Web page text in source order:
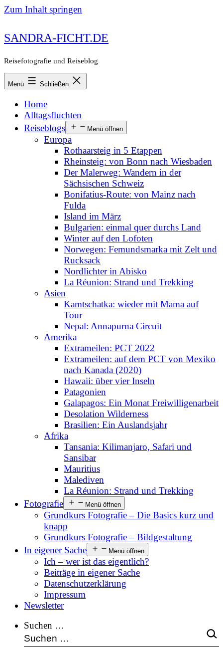
Zum Inhalt springen
SANDRA-FICHT.DE
Reisefotografie und Reiseblog
Menü Schließen
Home
Alltagsfluchten
Reiseblogs
Menü öffnen
Europa
Rothaarsteig in 5 Etappen
Rheinsteig: von Bonn nach Wiesbaden
Der Malerweg: Wandern in der
Sächsischen Schweiz
Bonifatius-Route: von Mainz nach
Fulda
Island im März
Bulgarien: einmal quer durchs Land
Winter auf den Lofoten
Norwegen: Femundsmarka mit Zelt und
Rucksack
Nordlichter in Abisko
La Réunion: Strand und Trekking
Asien
Kamtschatka: wieder mit Mama auf
Tour
Nepal: Annapurna Circuit
Amerika
Extrameilen: PCT 2022
Extrameilen: auf dem PCT von Mexiko
nach Kanada (2020)
Hawaii: über vier Inseln
Patagonien
Galapagos: Ein Monat Freiwilligenarbeit
Desolation Wilderness
Brasilien: Ein Auslandsjahr
Afrika
Tansania: Kilimanjaro, Safari und
Sansibar
Mauritius
Malediven
La Réunion: Strand und Trekking
Fotografie
Menü öffnen
Grundkurs Fotografie – Die Basics kurz und
knapp
Grundkurs Fotografie – Bildgestaltung
In eigener Sache
Menü öffnen
Ich – wer ist das eigentlich?
Beiträge in eigener Sache
Datenschutzerklärung
Impressum
Newsletter
Suchen …